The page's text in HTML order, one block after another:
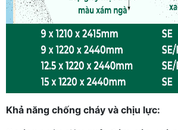
Khả năng chống cháy và chịu lực: